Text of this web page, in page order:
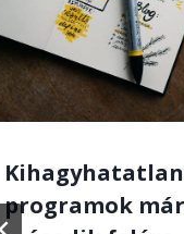
Kihagyhatatlan
programok